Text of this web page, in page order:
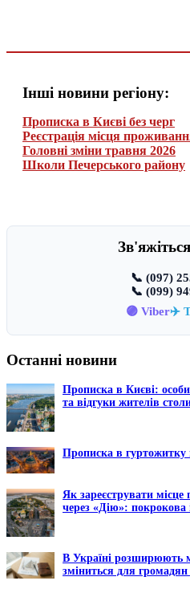
Інші новини регіону:
Прописка в Києві без черг
Реєстрація місця
Головні зміни травня 2026
Школи Печерського району
📞 (097)
📞 (099)
🟣 Viber✈️
Останні новини
Прописка в Києві:
та відгуки жителів
Прописка в гуртожитку
Як зареєструвати
через «Дію»: покрокова
В Україні розширюють
зміниться для